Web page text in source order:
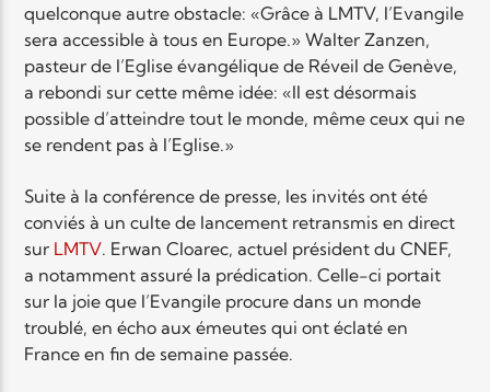
quelconque autre obstacle: «Grâce à LMTV, l’Evangile
sera accessible à tous en Europe.» Walter Zanzen,
pasteur de l’Eglise évangélique de Réveil de Genève,
a rebondi sur cette même idée: «Il est désormais
possible d’atteindre tout le monde, même ceux qui ne
se rendent pas à l’Eglise.»
Suite à la conférence de presse, les invités ont été
conviés à un culte de lancement retransmis en direct
sur LMTV. Erwan Cloarec, actuel président du CNEF,
a notamment assuré la prédication. Celle-ci portait
sur la joie que l’Evangile procure dans un monde
troublé, en écho aux émeutes qui ont éclaté en
France en fin de semaine passée.